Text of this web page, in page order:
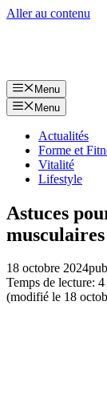
Aller au contenu
Menu
Menu
Actualités
Forme et
Vitalité
Lifestyle
Astuces
18 octobre 2024
Temps de lecture:
(modifié le 18